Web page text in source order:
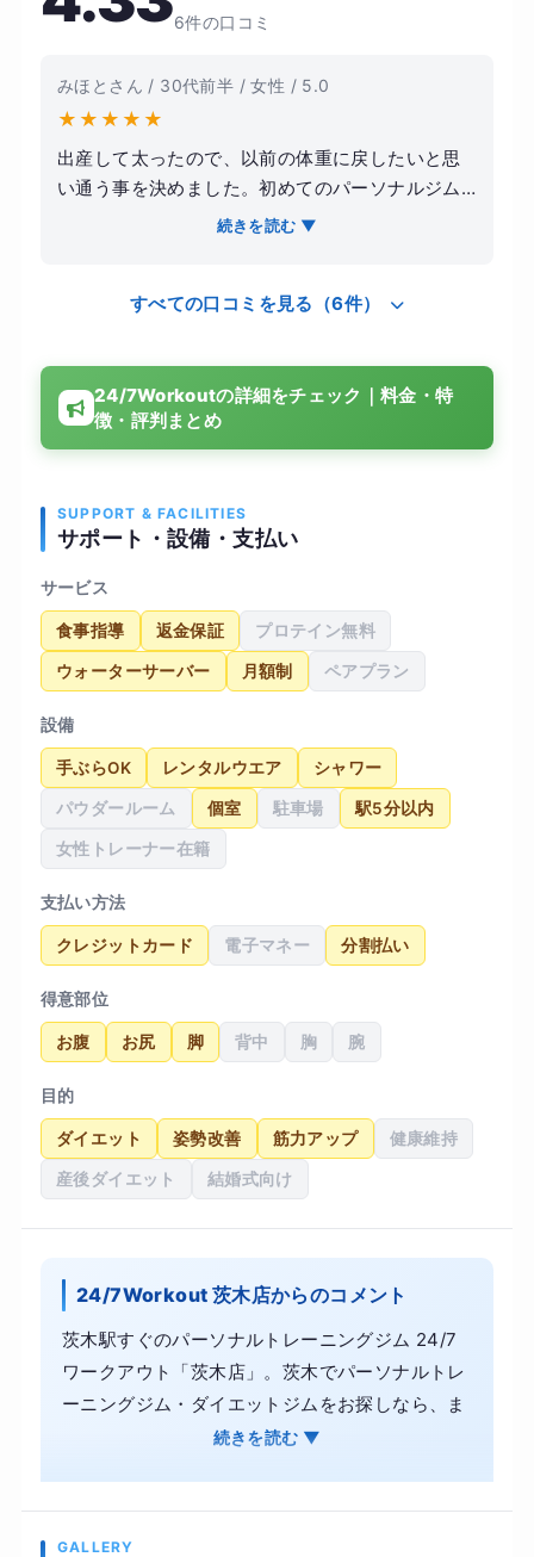
6件の口コミ
みほとさん / 30代前半 / 女性 / 5.0
★ ★ ★ ★ ★
出産して太ったので、以前の体重に戻したいと思
い通う事を決めました。初めてのパーソナルジム
でしたが、選んで良かったです。当人の目標や悩
付く事が出来ました。マンツーマンで指導して頂
取り組めました。費用も比較的リーズナブルで、
金銭的な負担が少ないです。綺麗に引き締まっ
た、健康的な体型になれました。
続きを読む ▼
すべての口コミを見る（6件）
24/7Workoutの詳細をチェック｜料金・特
徴・評判まとめ
SUPPORT & FACILITIES
サポート・設備・支払い
サービス
食事指導 返金保証 プロテイン無料
ウォーターサーバー 月額制 ペアプラン
設備
手ぶらOK レンタルウエア シャワー
パウダールーム 個室 駐車場 駅5分以内
女性トレーナー在籍
支払い方法
クレジットカード 電子マネー 分割払い
得意部位
お腹 お尻 脚 背中 胸 腕
目的
ダイエット 姿勢改善 筋力アップ 健康維持
産後ダイエット 結婚式向け
24/7Workout 茨木店からのコメント
茨木駅すぐのパーソナルトレーニングジム 24/7
ワークアウト「茨木店」。茨木でパーソナルトレ
ーニングジム・ダイエットジムをお探しなら、ま
ずは無料カウンセリングでお気軽にご相談くださ
続きを読む ▼
GALLERY